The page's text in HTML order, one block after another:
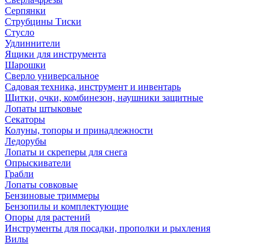
Серпянки
Струбцины Тиски
Стусло
Удлиннители
Ящики для инструмента
Шарошки
Сверло универсальное
Садовая техника, инструмент и инвентарь
Щитки, очки, комбинезон, наушники защитные
Лопаты штыковые
Секаторы
Колуны, топоры и принадлежности
Ледорубы
Лопаты и скреперы для снега
Опрыскиватели
Грабли
Лопаты совковые
Бензиновые триммеры
Бензопилы и комплектующие
Опоры для растений
Инструменты для посадки, прополки и рыхления
Вилы